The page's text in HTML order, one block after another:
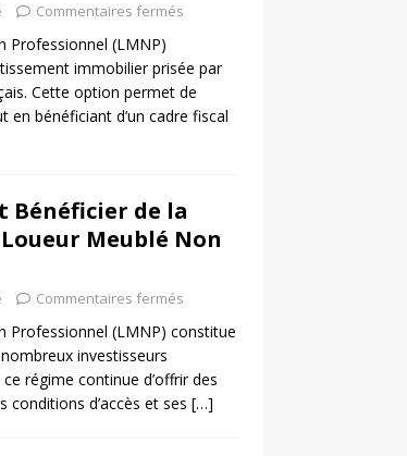
Commentaires fermés
Professionnel (LMNP)
immobilier prisée par
Cette option permet de
bénéficiant d’un cadre fiscal
Bénéficier de la
Meublé Non
Commentaires fermés
Professionnel (LMNP) constitue
investisseurs
régime continue d’offrir des
conditions d’accès et ses […]